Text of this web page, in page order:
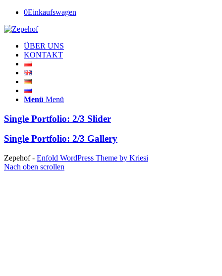
0Einkaufswagen
ÜBER UNS
KONTAKT
Menü Menü
Single Portfolio: 2/3 Slider
Single Portfolio: 2/3 Gallery
Zepehof - Enfold WordPress Theme by Kriesi
Nach oben scrollen